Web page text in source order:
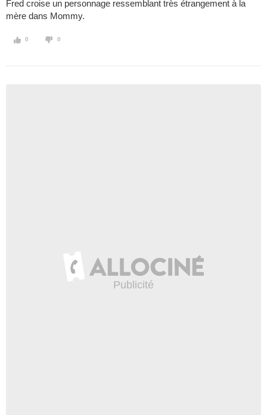
Fred croise un personnage ressemblant très étrangement à la
mère dans Mommy.
0 0